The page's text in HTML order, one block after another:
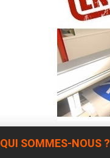
QUI SOMMES-NOUS ?